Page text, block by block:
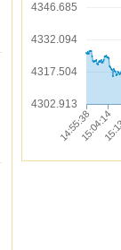
4346.685
4332.094
4317.504
4302.913